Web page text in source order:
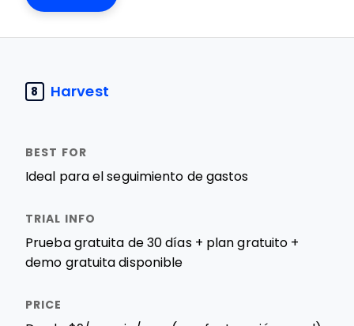
8 Harvest
Ideal para el seguimiento de gastos
Prueba gratuita de 30 días + plan gratuito +
demo gratuita disponible